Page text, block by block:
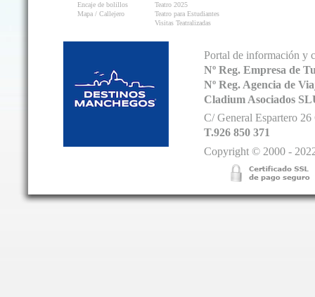
Encaje de bolillos
Mapa / Callejero
Teatro 2025
Teatro para Estudiantes
Visitas Teatralizadas
Portal de información y
Nº Reg. Empresa de
Nº Reg. Agencia de
Cladium Asociados
C/ General Espartero
T.926 850 371
Copyright © 2000 -